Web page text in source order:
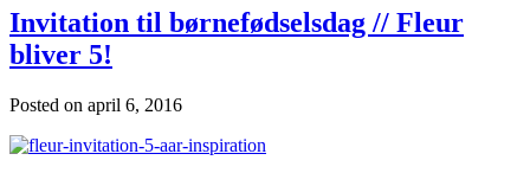
Invitation til børnefødselsdag // Fleur
bliver 5!
Posted on april 6, 2016